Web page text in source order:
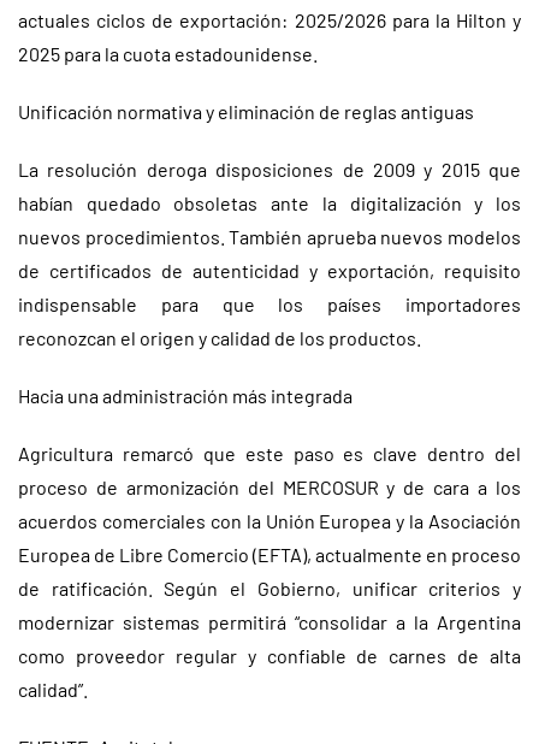
actuales ciclos de exportación: 2025/2026 para la Hilton y
2025 para la cuota estadounidense.
Unificación normativa y eliminación de reglas antiguas
La resolución deroga disposiciones de 2009 y 2015 que
habían quedado obsoletas ante la digitalización y los
nuevos procedimientos. También aprueba nuevos modelos
de certificados de autenticidad y exportación, requisito
indispensable para que los países importadores
reconozcan el origen y calidad de los productos.
Hacia una administración más integrada
Agricultura remarcó que este paso es clave dentro del
proceso de armonización del MERCOSUR y de cara a los
acuerdos comerciales con la Unión Europea y la Asociación
Europea de Libre Comercio (EFTA), actualmente en proceso
de ratificación. Según el Gobierno, unificar criterios y
modernizar sistemas permitirá “consolidar a la Argentina
como proveedor regular y confiable de carnes de alta
calidad”.